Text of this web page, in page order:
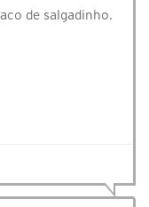
de salgadinho.